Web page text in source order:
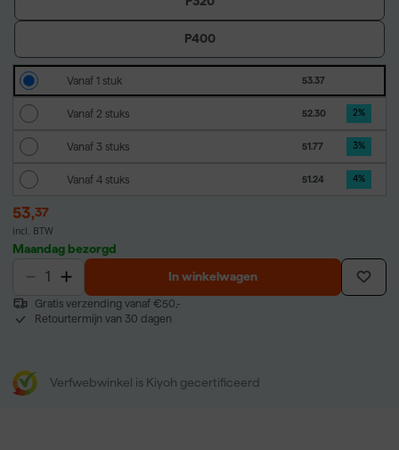
P400
Vanaf 1 stuk 53.37
Vanaf 2 stuks 52.30 2%
Vanaf 3 stuks 51.77 3%
Vanaf 4 stuks 51.24 4%
53,37
incl. BTW
Maandag bezorgd
In winkelwagen
Gratis verzending vanaf €50,-
Retourtermijn van 30 dagen
Verfwebwinkel is Kiyoh gecertificeerd